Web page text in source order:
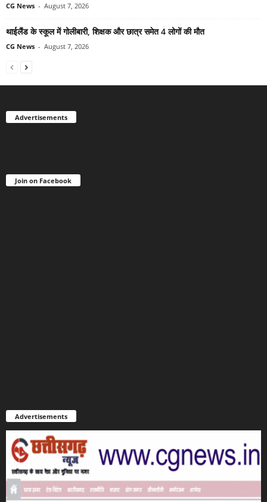
CG News - August 7, 2026
थाईलैंड के स्कूल में गोलीबारी, शिक्षक और छात्र समेत 4 लोगों की मौत
CG News - August 7, 2026
Advertisements
Join on Facebook
Advertisements